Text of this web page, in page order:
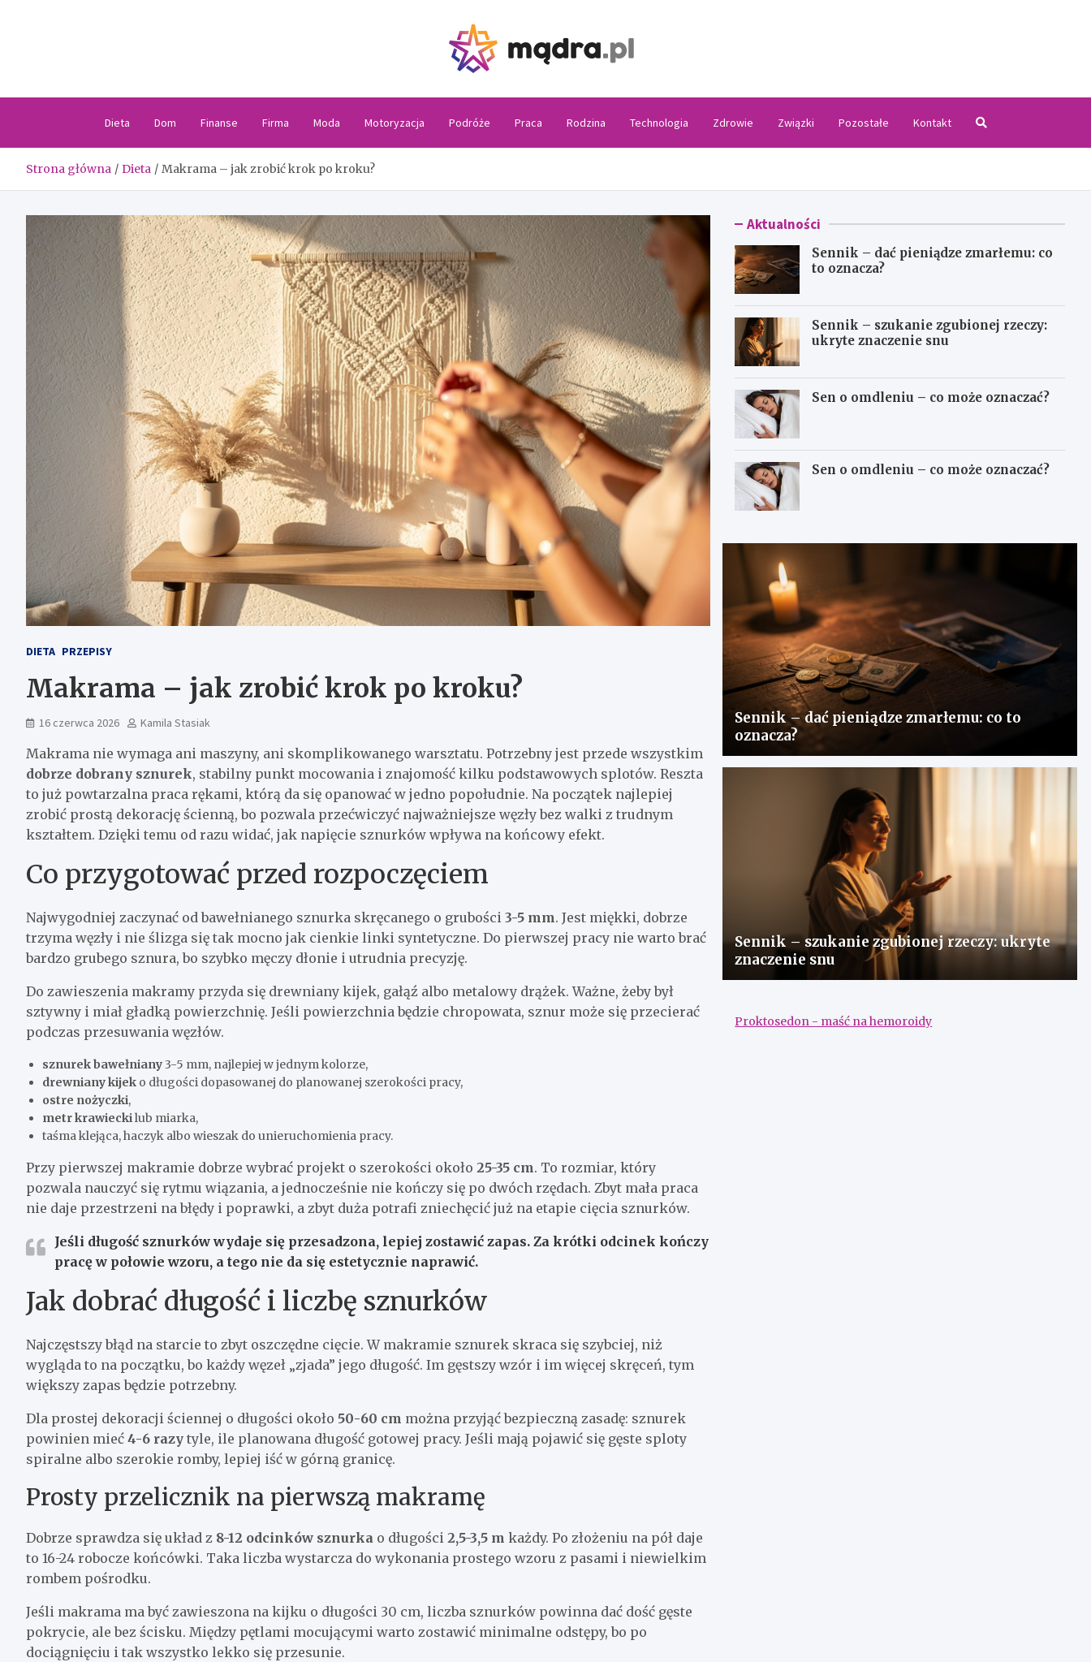
Dieta Dom Finanse Firma Moda Motoryzacja Podróże Praca Rodzina Technologia Zdrowie Związki Pozostałe Kontakt
Strona główna Dieta Makrama – jak zrobić krok po kroku?
DIETA PRZEPISY
Makrama – jak zrobić krok po kroku?
16 czerwca 2026 Kamila Stasiak
Makrama nie wymaga ani maszyny, ani skomplikowanego warsztatu. Potrzebny jest przede wszystkim
dobrze dobrany sznurek, stabilny punkt mocowania i znajomość kilku podstawowych splotów. Reszta
to już powtarzalna praca rękami, którą da się opanować w jedno popołudnie. Na początek najlepiej
zrobić prostą dekorację ścienną, bo pozwala przećwiczyć najważniejsze węzły bez walki z trudnym
kształtem. Dzięki temu od razu widać, jak napięcie sznurków wpływa na końcowy efekt.
Co przygotować przed rozpoczęciem
Najwygodniej zaczynać od bawełnianego sznurka skręcanego o grubości 3-5 mm. Jest miękki, dobrze
trzyma węzły i nie ślizga się tak mocno jak cienkie linki syntetyczne. Do pierwszej pracy nie warto brać
bardzo grubego sznura, bo szybko męczy dłonie i utrudnia precyzję.
Do zawieszenia makramy przyda się drewniany kijek, gałąź albo metalowy drążek. Ważne, żeby był
sztywny i miał gładką powierzchnię. Jeśli powierzchnia będzie chropowata, sznur może się przecierać
podczas przesuwania węzłów.
sznurek bawełniany3-5 mm, najlepiej w jednym kolorze,
drewniany kijek o długości dopasowanej do planowanej szerokości pracy,
ostre nożyczki,
metr krawieckilub miarka,
taśma klejąca, haczyk albo wieszak do unieruchomienia pracy.
Przy pierwszej makramie dobrze wybrać projekt o szerokości około 25-35 cm. To rozmiar, który
pozwala nauczyć się rytmu wiązania, a jednocześnie nie kończy się po dwóch rzędach. Zbyt mała praca
nie daje przestrzeni na błędy i poprawki, a zbyt duża potrafi zniechęcić już na etapie cięcia sznurków.
Jeśli długość sznurków wydaje się przesadzona, lepiej zostawić zapas. Za krótki odcinek kończy
pracę w połowie wzoru, a tego nie da się estetycznie naprawić.
Jak dobrać długość i liczbę sznurków
Najczęstszy błąd na starcie to zbyt oszczędne cięcie. W makramie sznurek skraca się szybciej, niż
wygląda to na początku, bo każdy węzeł „zjada” jego długość. Im gęstszy wzór i im więcej skręceń, tym
większy zapas będzie potrzebny.
Dla prostej dekoracji ściennej o długości około 50-60 cm można przyjąć bezpieczną zasadę: sznurek
powinien mieć 4-6 razy tyle, ile planowana długość gotowej pracy. Jeśli mają pojawić się gęste sploty
spiralne albo szerokie romby, lepiej iść w górną granicę.
Prosty przelicznik na pierwszą makramę
Dobrze sprawdza się układ z 8-12 odcinków sznurka o długości 2,5-3,5 m każdy. Po złożeniu na pół daje
to 16-24 robocze końcówki. Taka liczba wystarcza do wykonania prostego wzoru z pasami i niewielkim
rombem pośrodku.
Jeśli makrama ma być zawieszona na kijku o długości 30 cm, liczba sznurków powinna dać dość gęste
pokrycie, ale bez ścisku. Między pętlami mocującymi warto zostawić minimalne odstępy, bo po
dociągnięciu i tak wszystko lekko się przesunie.
Aktualności
Sennik – dać pieniądze zmarłemu: co
to oznacza?
Sennik – szukanie zgubionej rzeczy:
ukryte znaczenie snu
Sen o omdleniu – co może oznaczać?
Sen o omdleniu – co może oznaczać?
Sennik – dać pieniądze zmarłemu: co to
oznacza?
Sennik – szukanie zgubionej rzeczy: ukryte
znaczenie snu
Proktosedon - maść na hemoroidy